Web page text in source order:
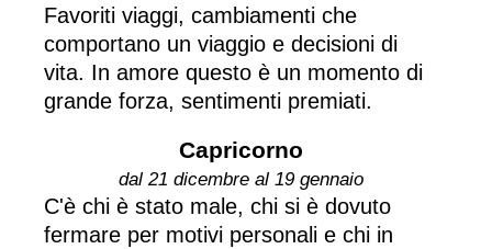
Favoriti viaggi, cambiamenti che
comportano un viaggio e decisioni di
vita. In amore questo è un momento di
grande forza, sentimenti premiati.
Capricorno
dal 21 dicembre al 19 gennaio
C'è chi è stato male, chi si è dovuto
fermare per motivi personali e chi in